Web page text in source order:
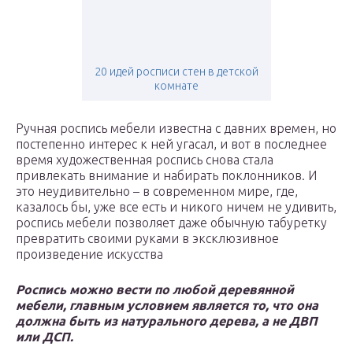
20 идей росписи стен в детской
комнате
Ручная роспись мебели известна с давних времен, но
постепенно интерес к ней угасал, и вот в последнее
время художественная роспись снова стала
привлекать внимание и набирать поклонников. И
это неудивительно – в современном мире, где,
казалось бы, уже все есть и никого ничем не удивить,
роспись мебели позволяет даже обычную табуретку
превратить своими руками в эксклюзивное
произведение искусства
Роспись можно вести по любой деревянной
мебели, главным условием является то, что она
должна быть из натурального дерева, а не ДВП
или ДСП.